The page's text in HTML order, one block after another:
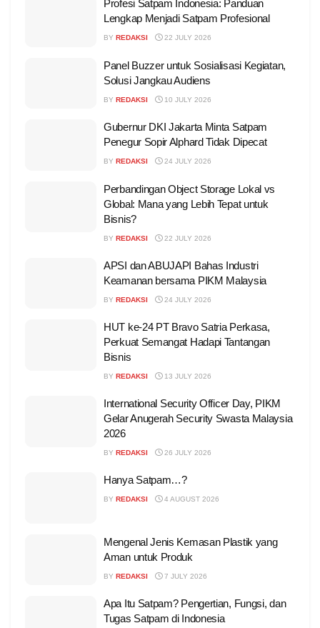
Profesi Satpam Indonesia: Panduan
Lengkap Menjadi Satpam Profesional
BY REDAKSI 22 JULY 2026
Panel Buzzer untuk Sosialisasi Kegiatan,
Solusi Jangkau Audiens
BY REDAKSI 10 JULY 2026
Gubernur DKI Jakarta Minta Satpam
Penegur Sopir Alphard Tidak Dipecat
BY REDAKSI 24 JULY 2026
Perbandingan Object Storage Lokal vs
Global: Mana yang Lebih Tepat untuk
Bisnis?
BY REDAKSI 22 JULY 2026
APSI dan ABUJAPI Bahas Industri
Keamanan bersama PIKM Malaysia
BY REDAKSI 24 JULY 2026
HUT ke-24 PT Bravo Satria Perkasa,
Perkuat Semangat Hadapi Tantangan
Bisnis
BY REDAKSI 13 JULY 2026
International Security Officer Day, PIKM
Gelar Anugerah Security Swasta Malaysia
2026
BY REDAKSI 26 JULY 2026
Hanya Satpam…?
BY REDAKSI 4 AUGUST 2026
Mengenal Jenis Kemasan Plastik yang
Aman untuk Produk
BY REDAKSI 7 JULY 2026
Apa Itu Satpam? Pengertian, Fungsi, dan
Tugas Satpam di Indonesia